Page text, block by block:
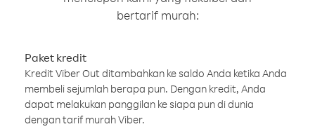
bertarif murah:
Paket kredit
Kredit Viber Out ditambahkan ke saldo Anda ketika Anda
membeli sejumlah berapa pun. Dengan kredit, Anda
dapat melakukan panggilan ke siapa pun di dunia
dengan tarif murah Viber.